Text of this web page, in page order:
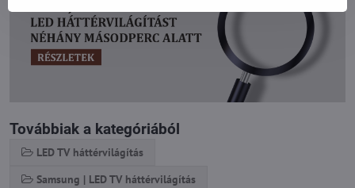
Továbbiak a kategóriából
LED TV háttérvilágítás
Samsung | LED TV háttérvilágítás